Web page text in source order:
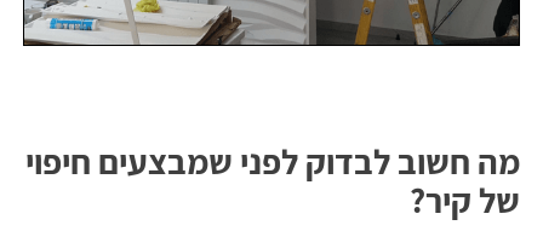
מה חשוב לבדוק לפני שמבצעים חיפוי
של קיר?